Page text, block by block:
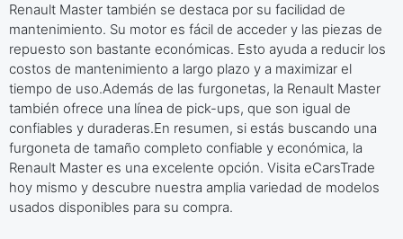
Renault Master también se destaca por su facilidad de
mantenimiento. Su motor es fácil de acceder y las piezas de
repuesto son bastante económicas. Esto ayuda a reducir los
costos de mantenimiento a largo plazo y a maximizar el
tiempo de uso.Además de las furgonetas, la Renault Master
también ofrece una línea de pick-ups, que son igual de
confiables y duraderas.En resumen, si estás buscando una
furgoneta de tamaño completo confiable y económica, la
Renault Master es una excelente opción. Visita eCarsTrade
hoy mismo y descubre nuestra amplia variedad de modelos
usados disponibles para su compra.